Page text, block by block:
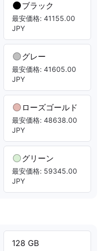
ブラック
最安価格: 41155.00
JPY
グレー
最安価格: 41605.00
JPY
ローズゴールド
最安価格: 48638.00
JPY
グリーン
最安価格: 59345.00
JPY
128 GB